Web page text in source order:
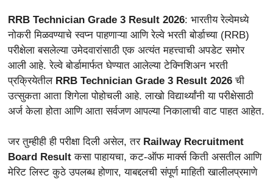
RRB Technician Grade 3 Result 2026: भारतीय रेल्वेमध्ये
नोकरी मिळवण्याचे स्वप्न पाहणाऱ्या आणि रेल्वे भरती बोर्डाच्या (RRB)
परीक्षेला बसलेल्या उमेदवारांसाठी एक अत्यंत महत्त्वाची अपडेट समोर
आली आहे. रेल्वे बोर्डामार्फत घेण्यात आलेल्या टेक्निशिअन भरती
प्रक्रियेतील RRB Technician Grade 3 Result 2026 ची
उत्सुकता आता शिगेला पोहोचली आहे. लाखो विद्यार्थ्यांनी या परीक्षेसाठी
अर्ज केला होता आणि आता सर्वजण आपल्या निकालाची वाट पाहत आहेत.
जर तुम्हीही ही परीक्षा दिली असेल, तर Railway Recruitment
Board Result कसा पाहायचा, कट-ऑफ मार्क्स किती असतील आणि
मेरिट लिस्ट कुठे उपलब्ध होणार, याबद्दलची संपूर्ण माहिती खालीलप्रमाणे